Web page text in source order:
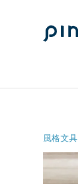
風格文具